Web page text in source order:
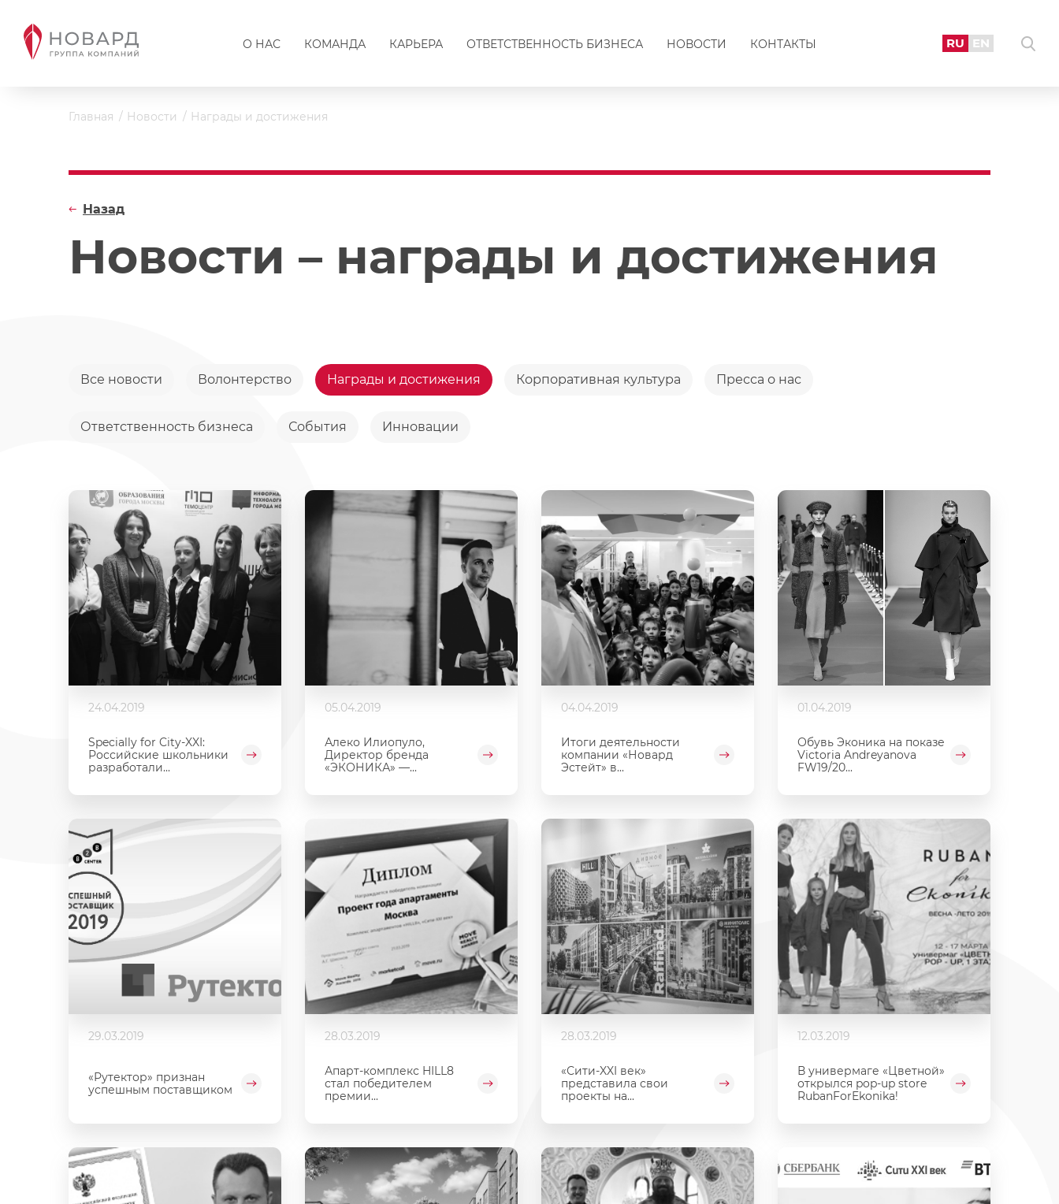
О НАС КОМАНДА КАРЬЕРА ОТВЕТСТВЕННОСТЬ БИЗНЕСА НОВОСТИ КОНТАКТЫ RU EN
Главная Новости Награды и достижения
Новости – награды и достижения
Назад
Все новости Волонтерство Награды и достижения Корпоративная культура Пресса о нас
Ответственность бизнеса События Инновации
24.04.2019
Specially for City-XXI:
Российские школьники
разработали...
05.04.2019
Алеко Илиопуло,
Директор бренда
«ЭКОНИКА» —...
04.04.2019
Итоги деятельности
компании «Новард
Эстейт» в...
01.04.2019
Обувь Эконика на показе
Victoria Andreyanova
FW19/20...
29.03.2019
«Рутектор» признан
успешным поставщиком
28.03.2019
Апарт-комплекс HILL8
стал победителем
премии...
28.03.2019
«Сити-XXI век»
представила свои
проекты на...
12.03.2019
В универмаге «Цветной»
открылся pop-up store
RubanForEkonika!